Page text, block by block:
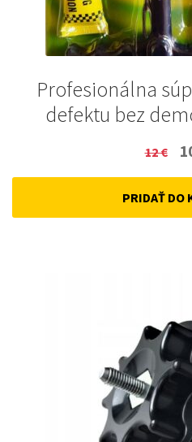
Profesionálna
defektu bez
12€
PRIDAŤ DO